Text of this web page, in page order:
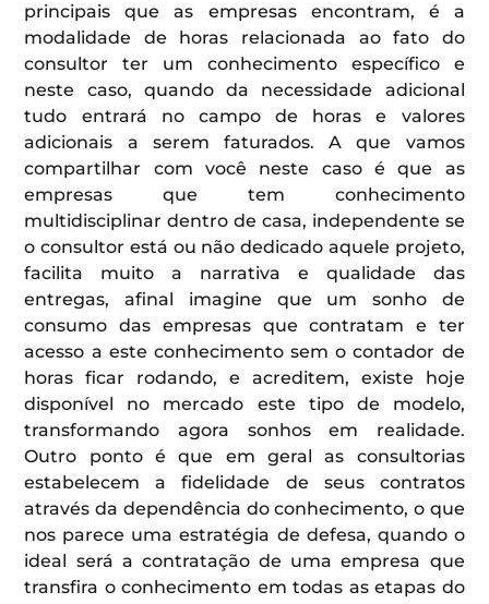
principais que as empresas encontram, é a
modalidade de horas relacionada ao fato do
consultor ter um conhecimento específico e
neste caso, quando da necessidade adicional
tudo entrará no campo de horas e valores
adicionais a serem faturados. A que vamos
compartilhar com você neste caso é que as
empresas que tem conhecimento
multidisciplinar dentro de casa, independente se
o consultor está ou não dedicado aquele projeto,
facilita muito a narrativa e qualidade das
entregas, afinal imagine que um sonho de
consumo das empresas que contratam e ter
acesso a este conhecimento sem o contador de
horas ficar rodando, e acreditem, existe hoje
disponível no mercado este tipo de modelo,
transformando agora sonhos em realidade.
Outro ponto é que em geral as consultorias
estabelecem a fidelidade de seus contratos
através da dependência do conhecimento, o que
nos parece uma estratégia de defesa, quando o
ideal será a contratação de uma empresa que
transfira o conhecimento em todas as etapas do